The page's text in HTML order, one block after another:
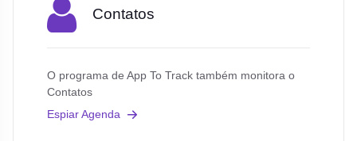
Contatos
O programa de App To Track também monitora o
Contatos
Espiar Agenda